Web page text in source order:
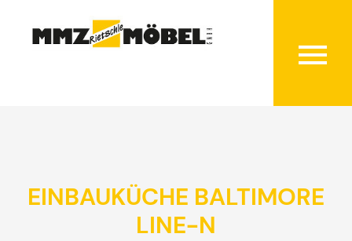
EINBAUKÜCHE BALTIMORE
LINE-N